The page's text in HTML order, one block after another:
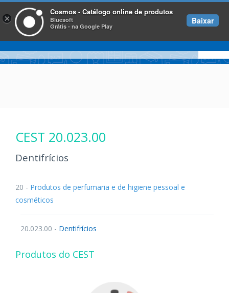
CEST 20.023.00
Dentifrícios
20 - Produtos de perfumaria e de higiene pessoal e
cosméticos
20.023.00 - Dentifrícios
Produtos do CEST
×
Cosmos - Catálogo online de produtos
Bluesoft
Grátis - na Google Play
Baixar